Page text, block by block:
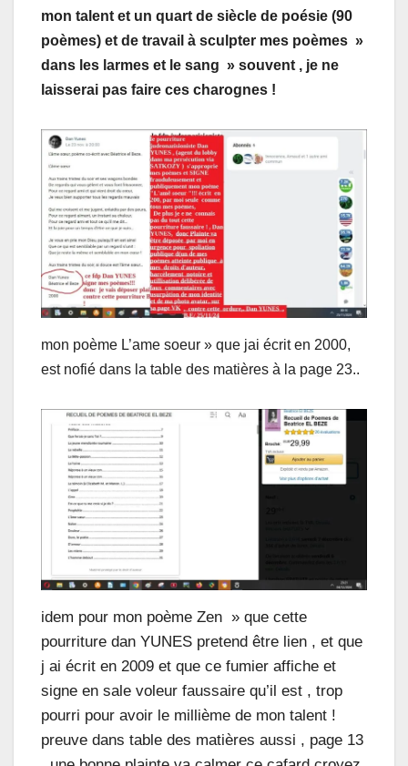
mon talent et un quart de siècle de poésie (90
poèmes) et de travail à sculpter mes poèmes »
dans les larmes et le sang » souvent , je ne
laisserai pas faire ces charognes !
mon poème L’ame soeur » que jai écrit en 2000,
est nofié dans la table des matières à la page 23..
idem pour mon poème Zen » que cette
pourriture dan YUNES pretend être lien , et que
j ai écrit en 2009 et que ce fumier affiche et
signe en sale voleur faussaire qu’il est , trop
pourri pour avoir le millième de mon talent !
preuve dans table des matières aussi , page 13